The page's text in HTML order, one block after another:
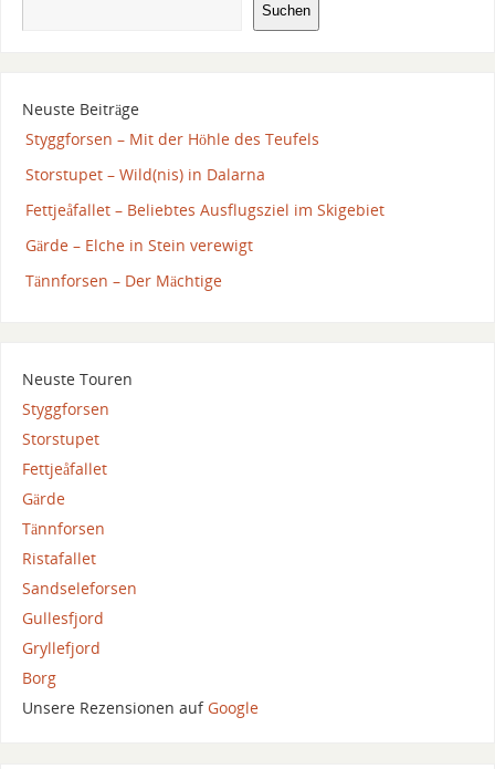
Suchen
Neuste Beiträge
Styggforsen – Mit der Höhle des Teufels
Storstupet – Wild(nis) in Dalarna
Fettjeåfallet – Beliebtes Ausflugsziel im Skigebiet
Gärde – Elche in Stein verewigt
Tännforsen – Der Mächtige
Neuste Touren
Styggforsen
Storstupet
Fettjeåfallet
Gärde
Tännforsen
Ristafallet
Sandseleforsen
Gullesfjord
Gryllefjord
Borg
Unsere Rezensionen aufGoogle